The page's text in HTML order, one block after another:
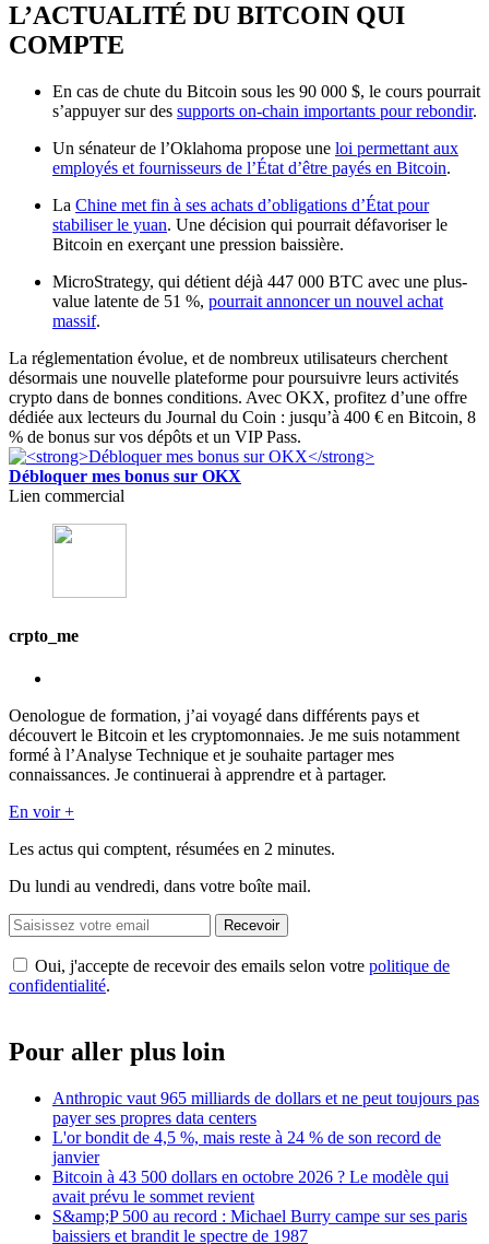
L’ACTUALITÉ DU BITCOIN QUI
COMPTE
En cas de chute du Bitcoin sous les 90 000 $, le cours pourrait
s’appuyer sur des supports on-chain importants pour rebondir.
Un sénateur de l’Oklahoma propose une loi permettant aux
employés et fournisseurs de l’État d’être payés en Bitcoin.
La Chine met fin à ses achats d’obligations d’État pour
stabiliser le yuan. Une décision qui pourrait défavoriser le
Bitcoin en exerçant une pression baissière.
MicroStrategy, qui détient déjà 447 000 BTC avec une plus-
value latente de 51 %, pourrait annoncer un nouvel achat
massif.
La réglementation évolue, et de nombreux utilisateurs cherchent
désormais une nouvelle plateforme pour poursuivre leurs activités
crypto dans de bonnes conditions. Avec OKX, profitez d’une offre
dédiée aux lecteurs du Journal du Coin : jusqu’à 400 € en Bitcoin, 8
% de bonus sur vos dépôts et un VIP Pass.
Débloquer mes bonus sur OKX
Lien commercial
crpto_me
Oenologue de formation, j’ai voyagé dans différents pays et
découvert le Bitcoin et les cryptomonnaies. Je me suis notamment
formé à l’Analyse Technique et je souhaite partager mes
connaissances. Je continuerai à apprendre et à partager.
En voir +
Les actus qui comptent, résumées en 2 minutes.
Du lundi au vendredi, dans votre boîte mail.
Recevoir
Oui, j'accepte de recevoir des emails selon votre politique de
confidentialité.
Pour aller plus loin
Anthropic vaut 965 milliards de dollars et ne peut toujours pas
payer ses propres data centers
L'or bondit de 4,5 %, mais reste à 24 % de son record de
janvier
Bitcoin à 43 500 dollars en octobre 2026 ? Le modèle qui
avait prévu le sommet revient
S&amp;P 500 au record : Michael Burry campe sur ses paris
baissiers et brandit le spectre de 1987